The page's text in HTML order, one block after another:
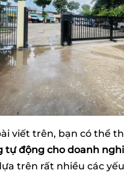
viết trên, bạn có thể
tự động cho doanh
trên rất nhiều các